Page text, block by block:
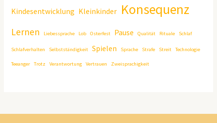
Kindesentwicklung Kleinkinder Konsequenz
Lernen Liebessprache Lob Osterfest Pause Qualität Rituale Schlaf
Schlafverhalten Selbstständigkeit Spielen Sprache Strafe Streit Technologie
Teeanger Trotz Verantwortung Vertrauen Zweisprachigkeit